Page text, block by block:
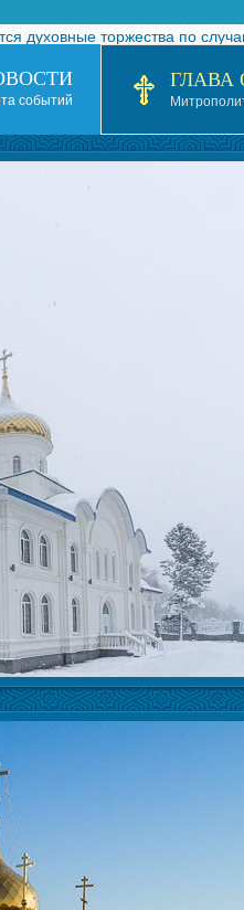
духовные торжества по
волейболу, посвященного 25-
Русской Православной
на 2026-2027 учебный год
событий
ГЛАВА